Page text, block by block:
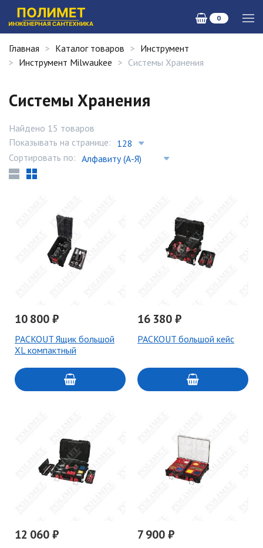
0
Главная Каталог товаров
Инструмент
Инструмент Milwaukee
Системы Хранения
Системы Хранения
Найдено 15 товаров
Показывать на странице:
Сортировать по:
10 800 ₽
PACKOUT Ящик большой
XL компактный
16 380 ₽
PACKOUT большой кейс
12 060 ₽ 7 900 ₽